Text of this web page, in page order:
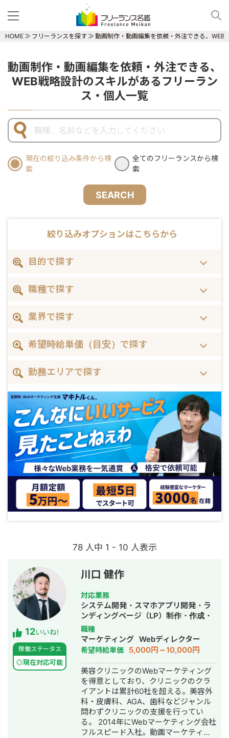
HOME フリーランスを探す 動画制作・動画編集を依頼・外注できる、
動画制作・動画編集を依頼・外注できる、
WEB戦略設計のスキルがあるフリーラン
ス・個人一覧
現在の絞り込み条件から検
索
全てのフリーランスから検
索
SEARCH
絞り込みオプションはこちらから
目的で探す
職種で探す
業界で探す
希望時給単価（目安）で探す
勤務エリアで探す
78 人中 1 - 10 人表示
12いいね!
稼働ステータス
◎現在対応可能
川口 健作
対応業務
システム開発・スマホアプリ開発・ラ
ンディングページ（LP）制作・作成・
Youtubeチャンネル運営代行・立ち上
げ・ECサイト構築・ネットショップ作
成代行・SEO対策・新規事業立上・
SNS運用代行・記事作成代行・ライテ
ィング・ホームページ制作・作成・バ
ナー制作・デザイン・ロゴデザイン・
作成・リスティング広告運用代行・オ
ウンドメディア制作・構築・運用代
行・動画制作・動画編集・営業代行
職種
マーケティング Webディレクター
希望時給単価 5,000円～10,000円
美容クリニックのWebマーケティング
を得意としており、クリニックのクラ
イアントは累計60社を超える。美容外
科・皮膚科、AGA、歯科などジャンル
問わずクリニックの支援を行ってい
る。 2014年にWebマーケティング会社
フルスピード入社。動画マーケティン